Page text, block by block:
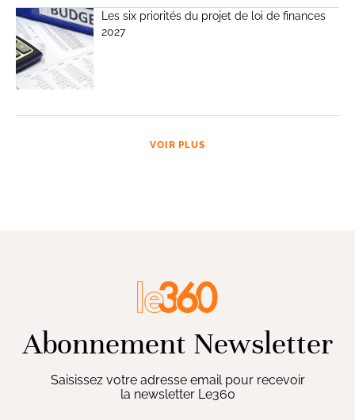
Les six priorités du projet de loi de finances
2027
VOIR PLUS
Abonnement Newsletter
Saisissez votre adresse email pour recevoir
la newsletter Le360